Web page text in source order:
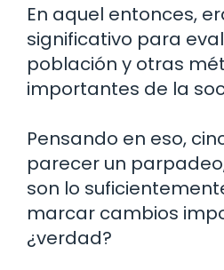
En aquel entonces,
significativo para
población y otras
importantes de la
Pensando en eso,
parecer un
son lo
marcar cambios
¿verdad?